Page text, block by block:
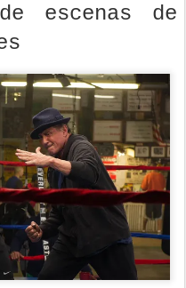
escenas de